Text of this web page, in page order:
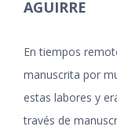
AGUIRRE
En tiempos
manuscrita por
estas labores y
través de